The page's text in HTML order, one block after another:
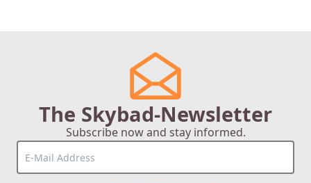
The Skybad-Newsletter
Subscribe now and stay informed.